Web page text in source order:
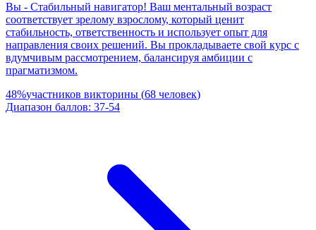
Вы - Стабильный навигатор! Ваш ментальный возраст
соответствует зрелому взрослому, который ценит
стабильность, ответственность и использует опыт для
направления своих решений. Вы прокладываете свой курс с
вдумчивым рассмотрением, балансируя амбиции с
прагматизмом.
48%участников викторины (68 человек)
Диапазон баллов: 37-54